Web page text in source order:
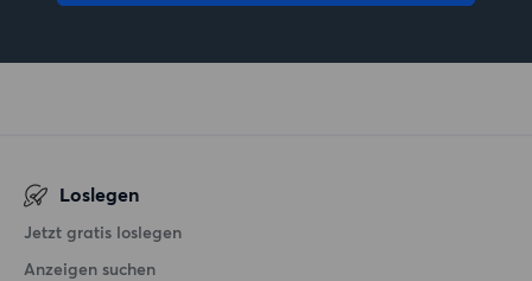
Loslegen
Jetzt gratis loslegen
Anzeigen suchen